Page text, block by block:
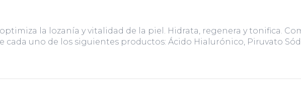
optimiza la lozanía y vitalidad de la piel. Hidrata, regenera y tonifica.
cada uno de los siguientes productos: Ácido Hialurónico, Piruvato